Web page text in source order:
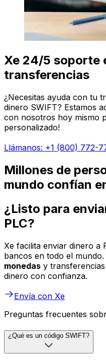
Xe 24/5 soporte
transferencias
¿Necesitas ayuda con tu
dinero SWIFT? Estamos
con nosotros hoy mismo
personalizado!
Llámanos: +1 (800) 772-
Millones de
mundo confían
¿Listo para
PLC?
Xe facilita enviar dinero a
bancos en todo el
monedas y
dinero con confianza.
Envía con Xe
Preguntas frecuentes
¿Qué es un código SWIFT?